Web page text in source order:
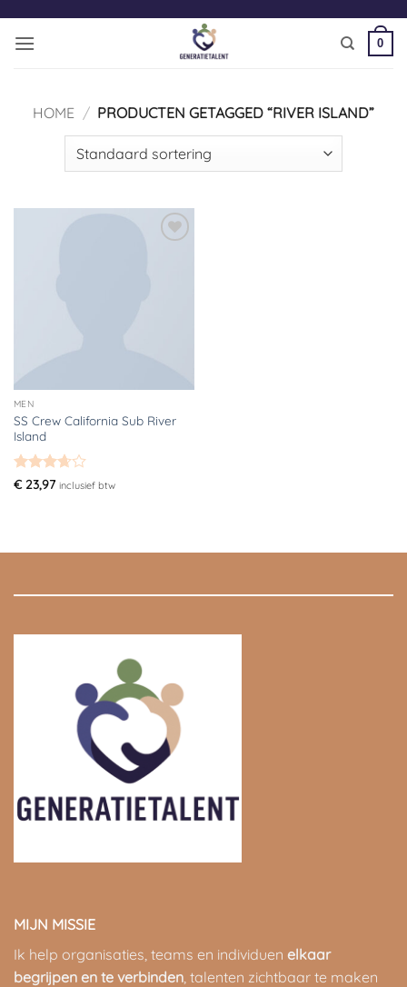
naar
inhoud
0
HOME / PRODUCTEN GETAGGED “RIVER ISLAND”
MEN
SS Crew California Sub River
Island
Gewaardeerd
€23,97 inclusief btw
MIJN MISSIE
Ik help organisaties, teams en individuen elkaar
begrijpen en te verbinden, talenten zichtbaar te maken